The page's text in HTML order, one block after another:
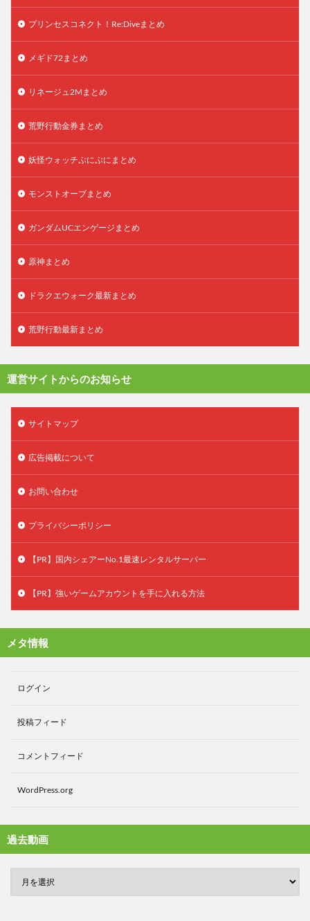
プリンセスコネクト！Re:Diveまとめ
メギド72まとめ
リネージュ2Mまとめ
荒野行動金券まとめ
妖怪ウォッチぷにぷにまとめ
モンストオーブまとめ
ガンダムUCエンゲージまとめ
原神まとめ
ドラクエウォーク最新まとめ
荒野行動最新まとめ
運営サイトからのお知らせ
サイトマップ
広告掲載について
お問い合わせ
プライバシーポリシー
【PR】国内シェアーNo.1最速レンタルサーバー
【PR】強いゲームアカウントを手に入れる方法
メタ情報
ログイン
投稿フィード
コメントフィード
WordPress.org
過去動画